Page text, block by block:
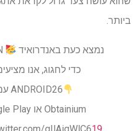
ביותר.
שחרור ענק: Obscura VPN נמצא כעת באנדרואיד
תוספת של Obscura עם קוד ANDROID26